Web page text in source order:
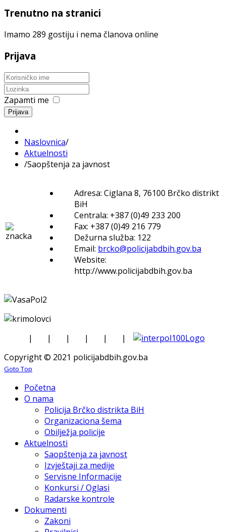
Trenutno na stranici
Imamo 289 gostiju i nema članova online
Prijava
Zapamti me
Prijava
Naslovnica/
Aktuelnosti
/Saopštenja za javnost
Adresa: Ciglana 8, 76100 Brčko distrikt
BiH
Centrala: +387 (0)49 233 200
Fax: +387 (0)49 216 779
Dežurna služba: 122
Email: brcko@policijabdbih.gov.ba
Website:
http://www.policijabdbih.gov.ba
| | | | |
|
Copyright © 2021 policijabdbih.gov.ba
Goto Top
Početna
O nama
Policija Brčko distrikta BiH
Organizaciona šema
Obilježja policije
Aktuelnosti
Saopštenja za javnost
Izvještaji za medije
Servisne Informacije
Konkursi / Oglasi
Radarske kontrole
Dokumenti
Zakoni